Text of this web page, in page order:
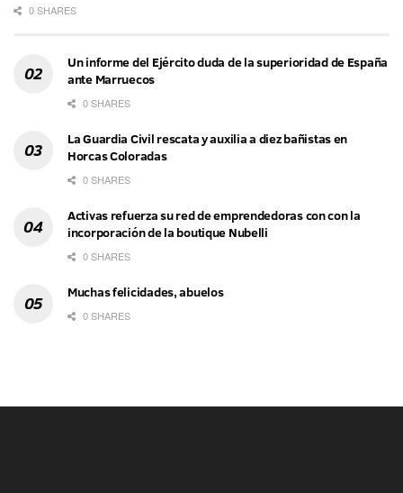
0 SHARES
Un informe del Ejército duda de la superioridad de España
ante Marruecos
0 SHARES
La Guardia Civil rescata y auxilia a diez bañistas en
Horcas Coloradas
0 SHARES
Activas refuerza su red de emprendedoras con con la
incorporación de la boutique Nubelli
0 SHARES
Muchas felicidades, abuelos
0 SHARES